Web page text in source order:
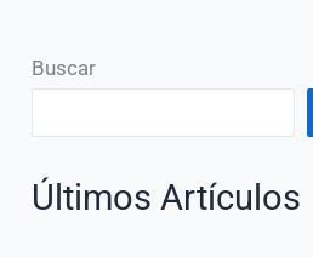
Buscar
Últimos Artículos